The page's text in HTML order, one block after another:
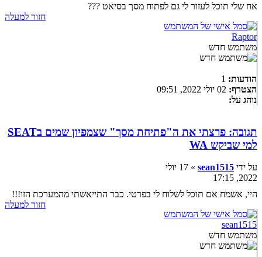
אח שלי תוכל לעזור לי גם לפתוח מסך בסיאט ???
Raptor
משתמש חדש
הודעות:
הצטרף:
נוהג על:
חזור למעלה
תגובה: פרצתי את ה"פתיחת מסך" שצמפיון שמים בSEAT
למי שביקש WA
על ידי sean1515
» 17 יולי
2022, 17:15
היי, אשמח אם תוכל לשלוח לי בפרטי. כבר התייאשתי מהמערכת הזו!!!
sean1515
משתמש חדש
חזור למעלה